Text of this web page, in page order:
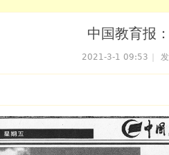
中国教育报
2021-3-1 09:53